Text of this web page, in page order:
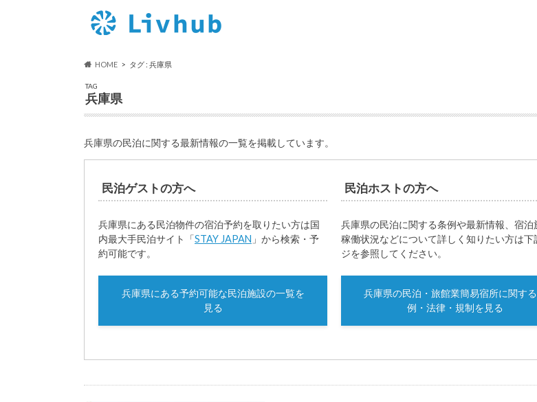
HOME タグ : 兵庫県
TAG
兵庫県
兵庫県の民泊に関する最新情報の一覧を掲載しています。
民泊ゲストの方へ
兵庫県にある民泊物件の宿泊予約を取りたい方は国
内最大手民泊サイト「STAY JAPAN 」から検索・予
約可能です。
兵庫県にある予約可能な民泊施設の一覧を
見る
民泊ホストの方へ
兵庫県の民泊に関する条例や最新情報、宿泊
稼働状況などについて詳しく知りたい方は下
ジを参照してください。
兵庫県の民泊・旅館業簡易宿所に関す
例・法律・規制を見る